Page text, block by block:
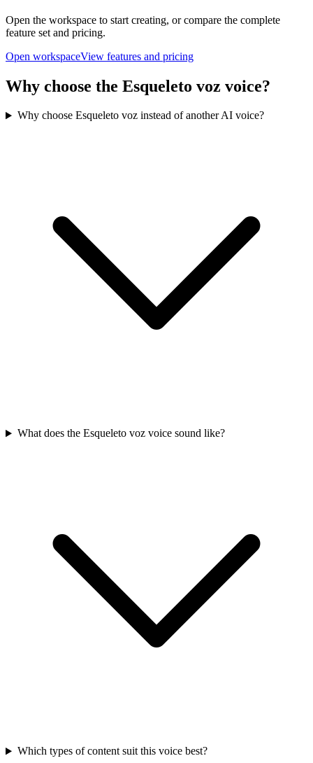
Open the workspace to start creating, or compare the complete
feature set and pricing.
Open workspaceView features and pricing
Why choose the Esqueleto voz voice?
Why choose Esqueleto voz instead of another AI voice?
What does the Esqueleto voz voice sound like?
Which types of content suit this voice best?